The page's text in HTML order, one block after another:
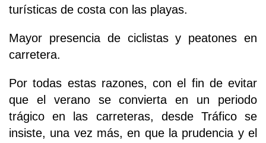
turísticas de costa con las playas.
Mayor presencia de ciclistas y peatones en
carretera.
Por todas estas razones, con el fin de evitar
que el verano se convierta en un periodo
trágico en las carreteras, desde Tráfico se
insiste, una vez más, en que la prudencia y el